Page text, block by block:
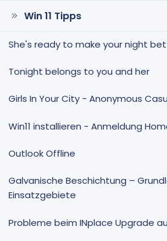
Win 11 Tipps
She's ready to make your night
Tonight belongs to you and her
Girls In Your City - Anonymous
Win11 installieren - Anmeldung
Outlook Offline
Galvanische Beschichtung –
Einsatzgebiete
Probleme beim INplace Upgrade